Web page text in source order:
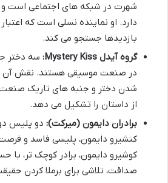
شهرت در شبکه های اجتماعی است و
دارد. او نماینده نسلی است که
بازدیدها جستجو می کند.
گروه آیدل Mystery Kiss:
سه دختر
در صنعت موسیقی هستند. نقش آن
شدن دختر و جنبه های تاریک
از داستان را تشکیل می دهد.
برادران دایمون (میرکت): دو پلیس
کنشیرو دایمون، پلیسی فاسد و
کوشیرو دایمون، برادر کوچک تر،
صداقت، تلاشی برای برملا کردن